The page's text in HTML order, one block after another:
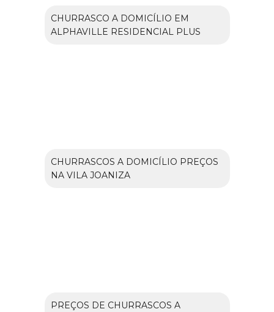
CHURRASCO A DOMICÍLIO EM
ALPHAVILLE RESIDENCIAL PLUS
CHURRASCOS A DOMICÍLIO PREÇOS
NA VILA JOANIZA
PREÇOS DE CHURRASCOS A